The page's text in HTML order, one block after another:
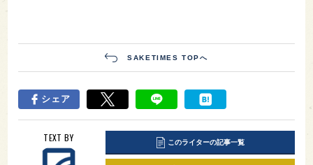
SAKETIMES TOPへ
シェア
TEXT BY このライターの記事一覧